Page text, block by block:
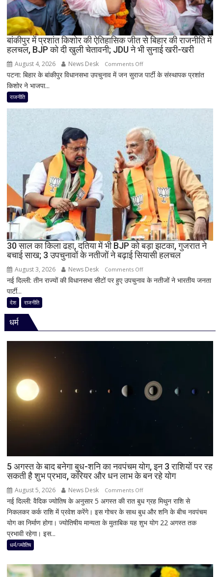
अध्यक्ष
नितिन
नवीन
का
पहला
आत्ममंथन
बांकीपुर में प्रशांत किशोर की ऐतिहासिक जीत से बिहार की राजनीति में
हलचल, BJP को दी खुली चेतावनी; JDU ने भी सुनाई खरी-खरी
August 4, 2026 News Desk Comments Offon
बांकीपुर
ऐतिहासिक
जीत
से
बिहार
की
राजनीति
में
हलचल,
BJP
को
दी
खुली
चेतावनी;
JDU
ने
पटना: बिहार के बांकीपुर विधानसभा उपचुनाव में जन सुराज पार्टी के संस्थापक प्रशांत
किशोर ने भाजपा...
राजनीति
30 साल का किला ढहा, दतिया में भी BJP को बड़ा झटका, गुजरात ने
बचाई साख; 3 उपचुनावों के नतीजों ने बढ़ाई सियासी हलचल
August 3, 2026 News Desk Comments Offon
30
दतिया
बड़ा
झटका,
उपचुनावों
के
बढ़ाई
सियासी
हलचल
नई दिल्ली: तीन राज्यों की विधानसभा सीटों पर हुए उपचुनाव के नतीजों ने भारतीय जनता
पार्टी...
देश राजनीति
धर्म
5 अगस्त के बाद बनेगा बुध-शनि का नवपंचम योग, इन 3 राशियों पर रह
सकती है शुभ प्रभाव, करियर और धन लाभ के बन रहे योग
August 5, 2026 News Desk Comments Offon
5
अगस्त
के
शनि
नई दिल्ली: वैदिक ज्योतिष के अनुसार 5 अगस्त की रात बुध ग्रह मिथुन राशि से
निकलकर कर्क राशि में प्रवेश करेंगे। इस गोचर के साथ बुध और शनि के बीच नवपंचम
योग का निर्माण होगा। ज्योतिषीय मान्यता के मुताबिक यह शुभ योग 22 अगस्त तक
प्रभावी रहेगा। इस...
धर्म/ज्योतिष